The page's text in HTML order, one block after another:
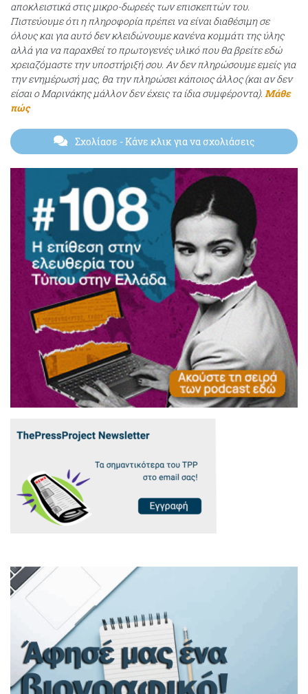
αποκλειστικά στις μικρο-δωρεές των επισκεπτών του.
Πιστεύουμε ότι η πληροφορία πρέπει να είναι διαθέσιμη σε
όλους και για αυτό δεν κλειδώνουμε κανένα κομμάτι της ύλης
αλλά για να παραχθεί το πρωτογενές υλικό που θα βρείτε εδώ
χρειαζόμαστε την υποστήριξή σου. Αν δεν πληρώσουμε εμείς για
την ενημέρωσή μας, θα την πληρώσει κάποιος άλλος (και αν δεν
είσαι ο Μαρινάκης μάλλον δεν έχεις τα ίδια συμφέροντα). Μάθε
πώς
Σχολίασε - Κάνε κλικ για να σχολιάσεις